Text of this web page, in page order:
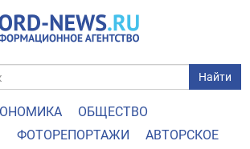
Найти
ОБЩЕСТВО
ФОТОРЕПОРТАЖИ АВТОРСКОЕ